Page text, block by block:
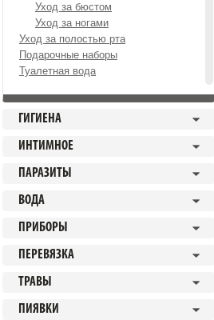
Уход за бюстом
Уход за ногами
Уход за полостью рта
Подарочные наборы
Туалетная вода
ГИГИЕНА
ИНТИМНОЕ
ПАРАЗИТЫ
ВОДА
ПРИБОРЫ
ПЕРЕВЯЗКА
ТРАВЫ
ПИЯВКИ